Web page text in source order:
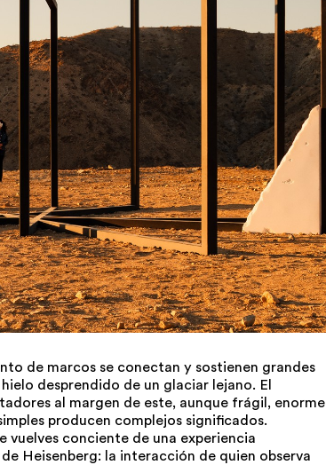
de marcos se conectan y sostienen grandes
desprendido de un glaciar lejano. El
al margen de este, aunque frágil, enorme
producen complejos significados.
vuelves conciente de una experiencia
Heisenberg: la interacción de quien observa